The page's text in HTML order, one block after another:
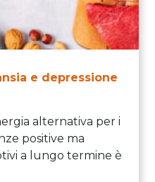
e depressione
alternativa per i
positive ma
a lungo termine è